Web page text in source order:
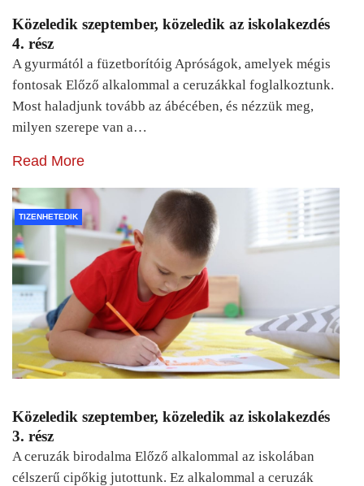
Közeledik szeptember, közeledik az iskolakezdés
4. rész
A gyurmától a füzetborítóig Apróságok, amelyek mégis
fontosak Előző alkalommal a ceruzákkal foglalkoztunk.
Most haladjunk tovább az ábécében, és nézzük meg,
milyen szerepe van a…
Read More
TIZENHETEDIK
Közeledik szeptember, közeledik az iskolakezdés
3. rész
A ceruzák birodalma Előző alkalommal az iskolában
célszerű cipőkig jutottunk. Ez alkalommal a ceruzák